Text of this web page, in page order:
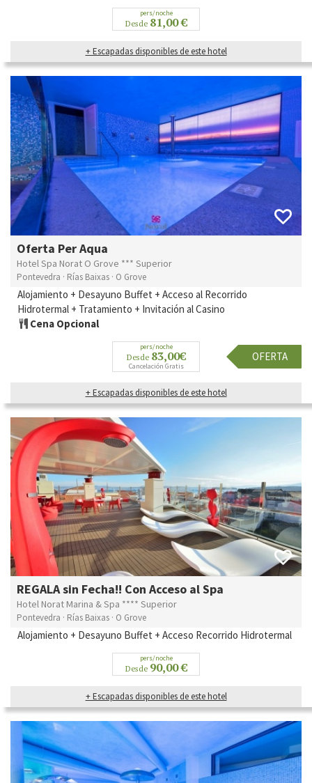
pers/noche
Desde 81,00 €
+ Escapadas disponibles de este hotel
Oferta Per Aqua
Hotel Spa Norat O Grove *** Superior
Pontevedra · Rías Baixas · O Grove
Alojamiento + Desayuno Buffet + Acceso al Recorrido
Hidrotermal + Tratamiento + Invitación al Casino
Cena Opcional
pers/noche
Desde 83,00€
Cancelación Gratis
OFERTA
+ Escapadas disponibles de este hotel
REGALA sin Fecha!! Con Acceso al Spa
Hotel Norat Marina & Spa **** Superior
Pontevedra · Rías Baixas · O Grove
Alojamiento + Desayuno Buffet + Acceso Recorrido Hidrotermal
pers/noche
Desde 90,00 €
+ Escapadas disponibles de este hotel